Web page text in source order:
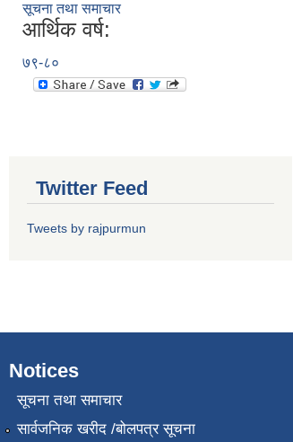
सूचना तथा समाचार
आर्थिक वर्ष:
७९-८०
Twitter Feed
Tweets by rajpurmun
Notices
सूचना तथा समाचार
सार्वजनिक खरीद /बोलपत्र सूचना